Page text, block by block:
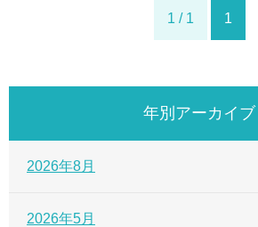
1 / 1 1
年別アーカイブ
2026年8月
2026年5月